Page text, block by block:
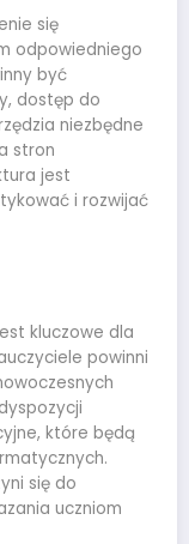
się
odpowiedniego
być
dostęp do
niezbędne
stron
jest
i rozwijać
kluczowe dla
powinni
które będą
się do
uczniom